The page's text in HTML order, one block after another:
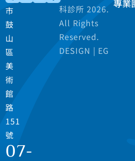
市
鼓
山
區
美
術
館
路
151
號
07-
科診所 2026.
All Rights
Reserved.
DESIGN | EG
專業